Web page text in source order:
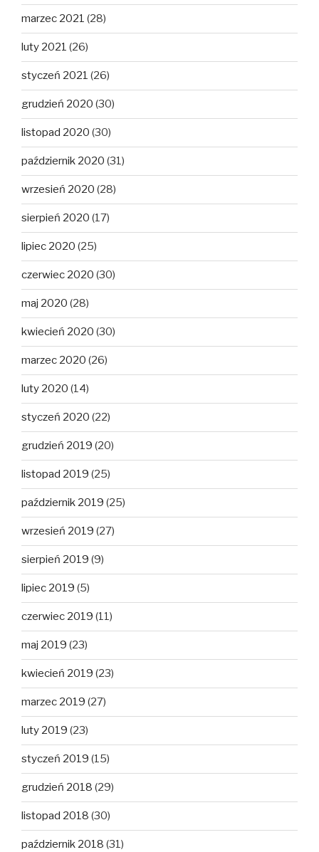
marzec 2021 (28)
luty 2021 (26)
styczeń 2021 (26)
grudzień 2020 (30)
listopad 2020 (30)
październik 2020 (31)
wrzesień 2020 (28)
sierpień 2020 (17)
lipiec 2020 (25)
czerwiec 2020 (30)
maj 2020 (28)
kwiecień 2020 (30)
marzec 2020 (26)
luty 2020 (14)
styczeń 2020 (22)
grudzień 2019 (20)
listopad 2019 (25)
październik 2019 (25)
wrzesień 2019 (27)
sierpień 2019 (9)
lipiec 2019 (5)
czerwiec 2019 (11)
maj 2019 (23)
kwiecień 2019 (23)
marzec 2019 (27)
luty 2019 (23)
styczeń 2019 (15)
grudzień 2018 (29)
listopad 2018 (30)
październik 2018 (31)